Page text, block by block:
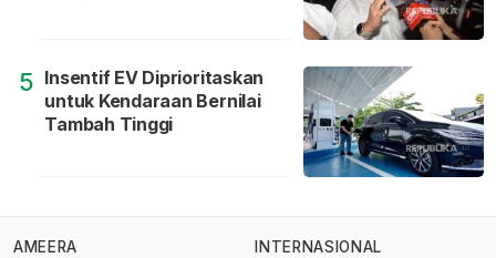
5 Insentif EV Diprioritaskan
untuk Kendaraan Bernilai
Tambah Tinggi
AMEERA
INTERNASIONAL